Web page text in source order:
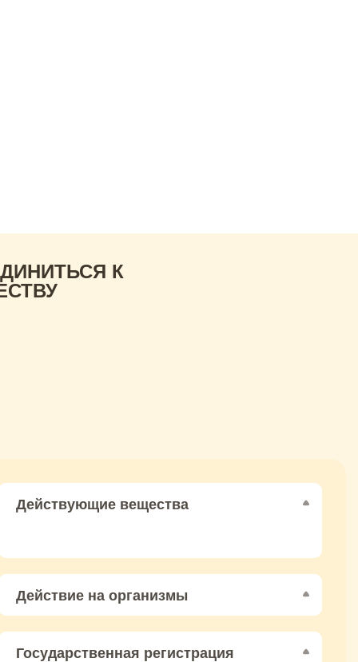
К
Действующие вещества
Действие на организмы
Государственная регистрация